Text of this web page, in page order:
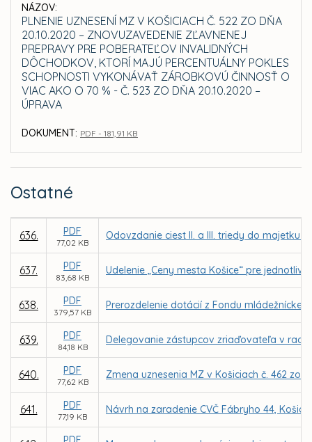
NÁZOV:
PLNENIE UZNESENÍ MZ V KOŠICIACH Č. 522 ZO DŇA
20.10.2020 – ZNOVUZAVEDENIE ZĽAVNENEJ
PREPRAVY PRE POBERATEĽOV INVALIDNÝCH
DÔCHODKOV, KTORÍ MAJÚ PERCENTUÁLNY POKLES
SCHOPNOSTI VYKONÁVAŤ ZÁROBKOVÚ ČINNOSŤ O
VIAC AKO O 70 % - Č. 523 ZO DŇA 20.10.2020 –
ÚPRAVA
DOKUMENT: PDF - 181,91 KB
Ostatné
636. PDF
77,02 KB
Odovzdanie ciest II. a III. triedy do majetku
637. PDF
83,68 KB
Udelenie „Ceny mesta Košice“ pre
638. PDF
379,57 KB
Prerozdelenie dotácií z Fondu
639. PDF
84,18 KB
Delegovanie zástupcov zriaďovateľa v
640. PDF
77,62 KB
Zmena uznesenia MZ v Košiciach č. 462 zo
641. PDF
77,19 KB
Návrh na zaradenie CVČ Fábryho 44,